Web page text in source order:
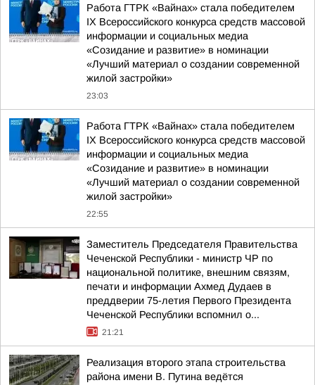
Работа ГТРК «Вайнах» стала победителем
IX Всероссийского конкурса средств массовой
информации и социальных медиа
«Созидание и развитие» в номинации
«Лучший материал о создании современной
жилой застройки»
23:03
Работа ГТРК «Вайнах» стала победителем
IX Всероссийского конкурса средств массовой
информации и социальных медиа
«Созидание и развитие» в номинации
«Лучший материал о создании современной
жилой застройки»
22:55
Заместитель Председателя Правительства
Чеченской Республики - министр ЧР по
национальной политике, внешним связям,
печати и информации Ахмед Дудаев в
преддверии 75-летия Первого Президента
Чеченской Республики вспомнил о...
21:21
Реализация второго этапа строительства
района имени В. Путина ведётся